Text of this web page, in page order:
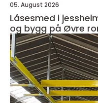
05. August 2026
Låsesmed i
og bygg på Øvre